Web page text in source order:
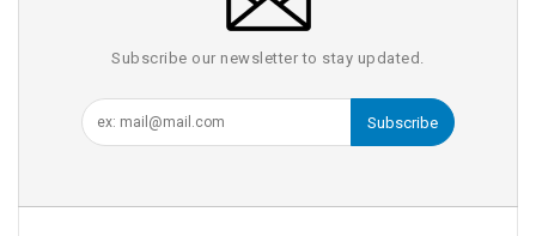
Subscribe our newsletter to stay updated.
Subscribe